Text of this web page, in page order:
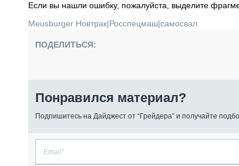
Если вы нашли ошибку, пожалуйста, выделите
Meusburger Новтрак|Росспецмаш|самосвал
ПОДЕЛИТЬСЯ:
Понравился материал?
Подпишитесь на Дайджест от “Грейдера” и получайте